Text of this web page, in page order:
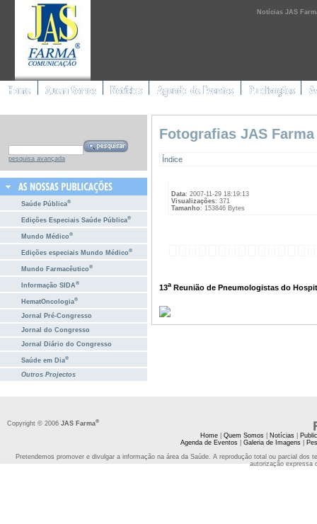
Notícias JAS
pesquisa avançada
Saúde Pública®
Edições Especiais Saúde Pública®
Mundo Médico®
Edições especiais Mundo Médico®
Mundo Farmacêutico®
Informação SIDA®
HematOncologia®
Jornal Pré-Congresso
Jornal do Congresso
Jornal Diário do Congresso
Saúde em Dia®
Outros Projectos
Fotografias JAS
Índice
Data: 2007-11-29 18:19:13
Visualizações: 371
Tamanho: 153846 Bytes
13a Reunião de Pneumologistas do
Copyright © 2006 JAS Farma®
Home| Quem Somos| Notícias|
Agenda de Eventos| Galeria de Imagens|
Pretendemos promover e divulgar a informação na área da Saúde. A reprodução total ou parcial
autorização expressa